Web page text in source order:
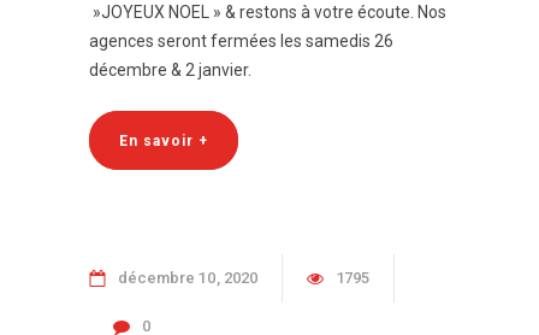
»JOYEUX NOEL » & restons à votre écoute. Nos
agences seront fermées les samedis 26
décembre & 2 janvier.
En savoir +
décembre 10 2020 1795
0